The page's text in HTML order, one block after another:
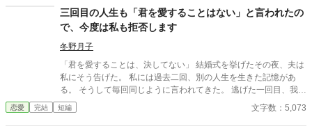
切り捨ててしまいましょう。
三回目の人生も「君を愛することはない」と言われたの
で、今度は私も拒否します
冬野月子
「君を愛することは、決してない」 結婚式を挙げたその夜、夫は
私にそう告げた。 私には過去二回、別の人生を生きた記憶があ
る。 そうして毎回同じように言われてきた。 逃げた一回目、我慢
した二回目。いずれも上手くいかなかった。 だから今回は。
恋愛 完結 短編 文字数：5,073